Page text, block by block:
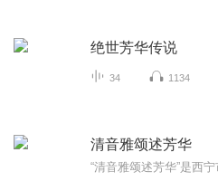
绝世芳华传说
34 1134
清音雅颂述芳华